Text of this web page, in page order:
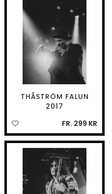
THÅSTRÖM FALUN
2017
FR. 299 KR